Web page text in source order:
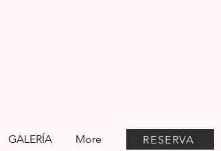
GALERÍA More RESERVA